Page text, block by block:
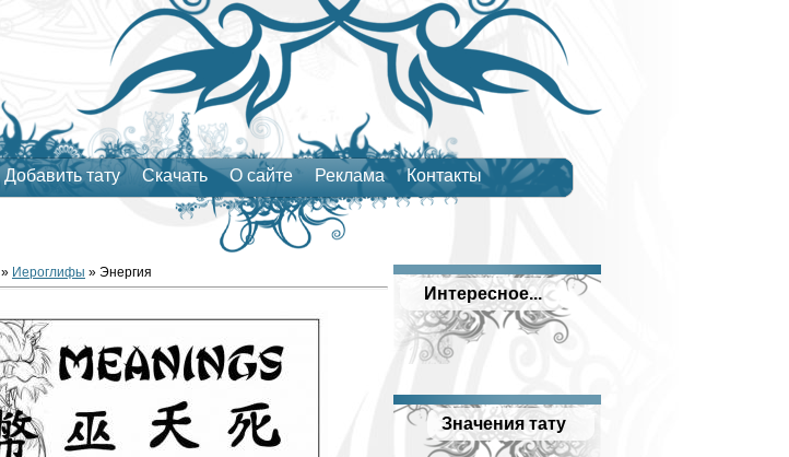
Добавить тату Скачать О сайте Реклама Контакты
Интересное...
Значения тату
» Иероглифы » Энергия